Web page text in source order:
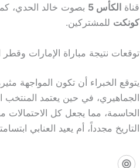
قناة الكأس 5 بصوت خالد الحدي،
كونكت للمشتركين.
توقعات نتيجة مباراة الإمارات وقطر
يتوقع الخبراء أن تكون المواجهة
الجماهيري، في حين يعتمد المنتخب
الحاسمة، مما يجعل كل الاحتمالات
التاريخ مجدداً، أم يعيد العنابي